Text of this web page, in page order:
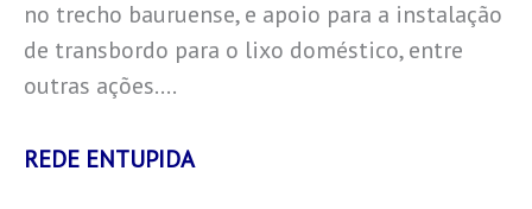
no trecho bauruense, e apoio para a instalação
de transbordo para o lixo doméstico, entre
outras ações….
REDE ENTUPIDA